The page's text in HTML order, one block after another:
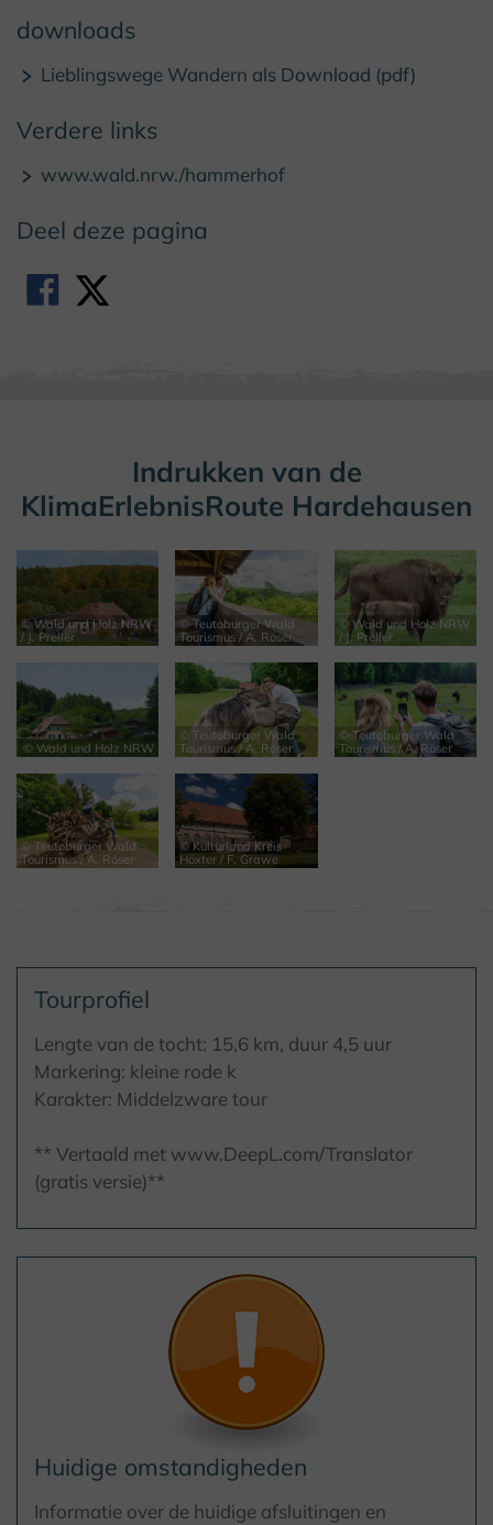
downloads
Lieblingswege Wandern als Download (pdf)
Verdere links
www.wald.nrw./hammerhof
Deel deze pagina
Indrukken van de
KlimaErlebnisRoute Hardehausen
© Wald und Holz NRW
/ J. Preller
© Teutoburger Wald
Tourismus / A. Röser
© Wald und Holz NRW
/ J. Preller
© Wald und Holz NRW
© Teutoburger Wald
Tourismus / A. Röser
© Teutoburger Wald
Tourismus / A. Röser
© Teutoburger Wald
Tourismus / A. Röser
© Kulturland Kreis
Höxter / F. Grawe
Tourprofiel
Lengte van de tocht: 15,6 km, duur 4,5 uur
Markering: kleine rode k
Karakter: Middelzware tour
** Vertaald met www.DeepL.com/Translator
(gratis versie)**
Huidige omstandigheden
Informatie over de huidige afsluitingen en